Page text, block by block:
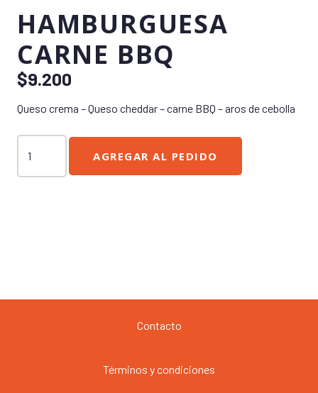
HAMBURGUESA
CARNE BBQ
$9.200
Queso crema – Queso cheddar – carne BBQ – aros de cebolla
Hamburguesa
Carne
BBQ
AGREGAR AL PEDIDO
Contacto
Términos y condiciones